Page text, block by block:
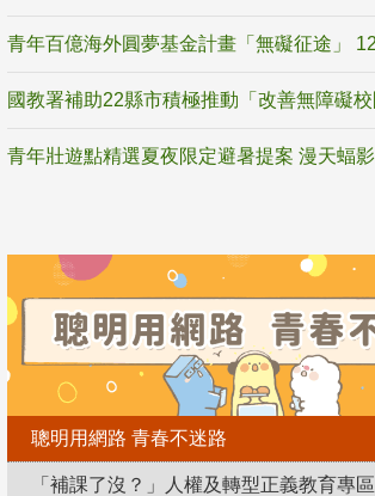
聰明用網路 青春不迷路
「補課了沒？」人權及轉型正義教育專區